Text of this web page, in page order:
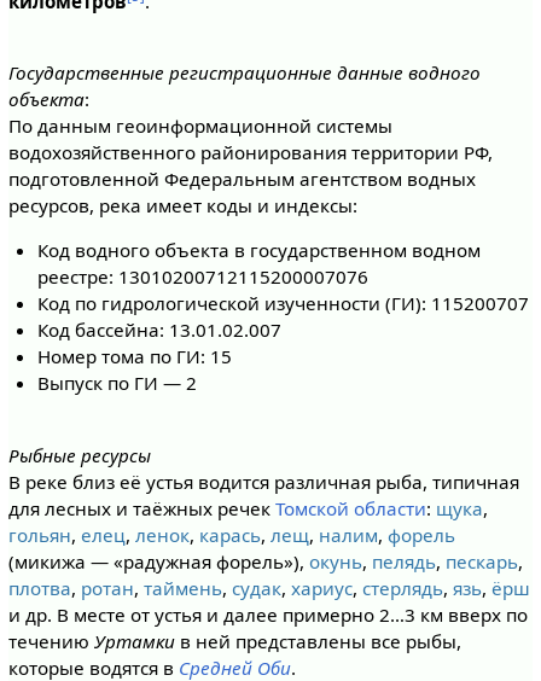
Государственные регистрационные данные водного
объекта:
По данным геоинформационной системы
водохозяйственного районирования территории РФ,
подготовленной Федеральным агентством водных
ресурсов, река имеет коды и индексы:
Код водного объекта в государственном водном
реестре: 13010200712115200007076
Код по гидрологической изученности (ГИ): 115200707
Код бассейна: 13.01.02.007
Номер тома по ГИ: 15
Выпуск по ГИ — 2
Рыбные ресурсы
В реке близ её устья водится различная рыба, типичная
для лесных и таёжных речек Томской области: щука,
гольян, елец, ленок, карась, лещ, налим, форель
(микижа — «радужная форель»), окунь, пелядь, пескарь,
плотва, ротан, таймень, судак, хариус, стерлядь, язь, ёрш
и др. В месте от устья и далее примерно 2…3 км вверх по
течению Уртамкив ней представлены все рыбы,
которые водятся в Средней Оби.